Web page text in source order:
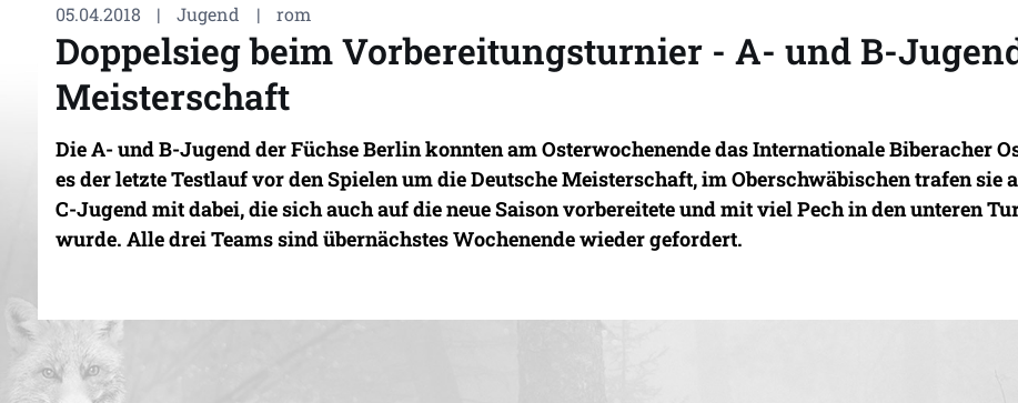
05.04.2018 | Jugend | rom
Doppelsieg beim Vorbereitungsturnier - A- und B-
Meisterschaft
Die A- und B-Jugend der Füchse Berlin konnten am Osterwochenende das Internationale Biberacher
es der letzte Testlauf vor den Spielen um die Deutsche Meisterschaft, im Oberschwäbischen trafen
C-Jugend mit dabei, die sich auch auf die neue Saison vorbereitete und mit viel Pech in den unteren
wurde. Alle drei Teams sind übernächstes Wochenende wieder gefordert.